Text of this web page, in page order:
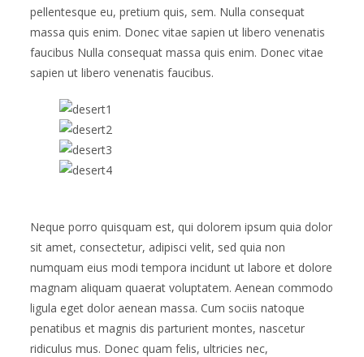
pellentesque eu, pretium quis, sem. Nulla consequat
massa quis enim. Donec vitae sapien ut libero venenatis
faucibus Nulla consequat massa quis enim. Donec vitae
sapien ut libero venenatis faucibus.
Neque porro quisquam est, qui dolorem ipsum quia dolor
sit amet, consectetur, adipisci velit, sed quia non
numquam eius modi tempora incidunt ut labore et dolore
magnam aliquam quaerat voluptatem. Aenean commodo
ligula eget dolor aenean massa. Cum sociis natoque
penatibus et magnis dis parturient montes, nascetur
ridiculus mus. Donec quam felis, ultricies nec,